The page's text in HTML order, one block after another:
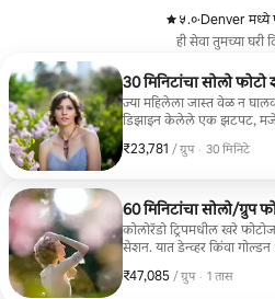
५.०
,
·Denver मध्ये
ही सेवा तुमच्या घरी
30 मिनिटांचा सोलो फोटो
ज्या महिलेला जास्त वेळ न
डिझाइन केलेले एक झटपट,
ऑनलाईन गॅलरी डिलिव्हरी
₹23,781 / ग्रुप
₹23,781, प्रति ग्रुप
, · 30 मिनिटे
60 मिनिटांचा सोलो/ग्रुप
कोलोरॅडो ट्रिपमधील खरे
सेशन. यात डेन्व्हर किंवा
रिलीज समाविष्ट आहे.
₹47,085 / ग्रुप
₹47,085, प्रति ग्रुप
, · 1 तास